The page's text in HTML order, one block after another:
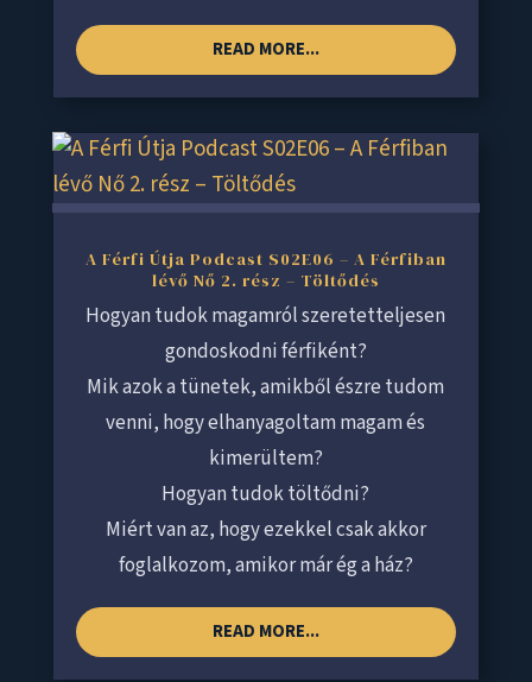
READ MORE...
A Férfi Útja Podcast S02E06 – A Férfiban
lévő Nő 2. rész – Töltődés
Hogyan tudok magamról szeretetteljesen
gondoskodni férfiként?
Mik azok a tünetek, amikből észre tudom
venni, hogy elhanyagoltam magam és
kimerültem?
Hogyan tudok töltődni?
Miért van az, hogy ezekkel csak akkor
foglalkozom, amikor már ég a ház?
READ MORE...